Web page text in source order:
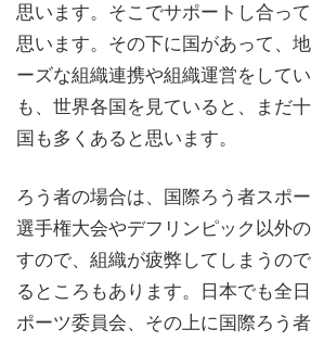
思います。そこでサポートし合っ
思います。その下に国があって、
ーズな組織連携や組織運営をして
も、世界各国を見ていると、まだ
国も多くあると思います。
ろう者の場合は、国際ろう者スポ
選手権大会やデフリンピック以外
すので、組織が疲弊してしまうの
るところもあります。日本でも全
ポーツ委員会、その上に国際ろう